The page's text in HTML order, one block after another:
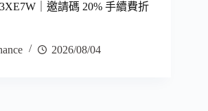
｜邀請碼 20% 手續費折
2026/08/04